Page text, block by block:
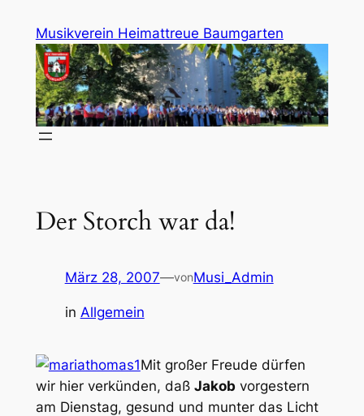
Inhalt
springen
Musikverein Heimattreue Baumgarten
Der Storch war da!
März 28, 2007—vonMusi_Admin
in Allgemein
Mit großer Freude dürfen
wir hier verkünden, daß Jakobvorgestern
am Dienstag, gesund und munter das Licht